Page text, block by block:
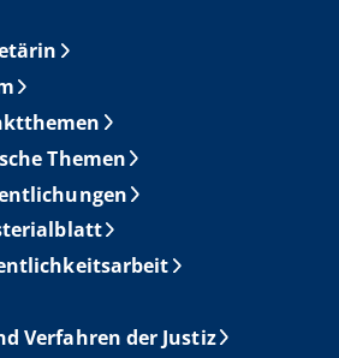
Themen
Verfahren der Justiz